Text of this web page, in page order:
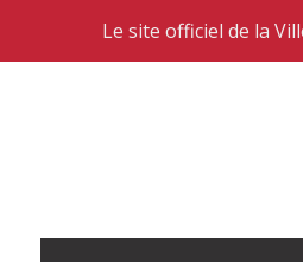
Le site officiel de la